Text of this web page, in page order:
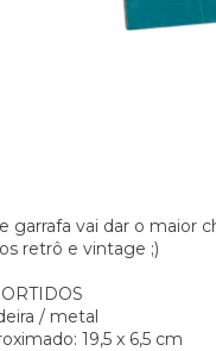
garrafa vai dar o maior
retrô e vintage ;)
/ metal
19,5 x 6,5 cm